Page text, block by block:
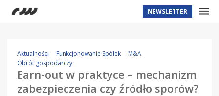
NEWSLETTER
Aktualności Funkcjonowanie Spółek
M&A
Obrót gospodarczy
Earn-out w praktyce – mechanizm
zabezpieczenia czy źródło sporów?